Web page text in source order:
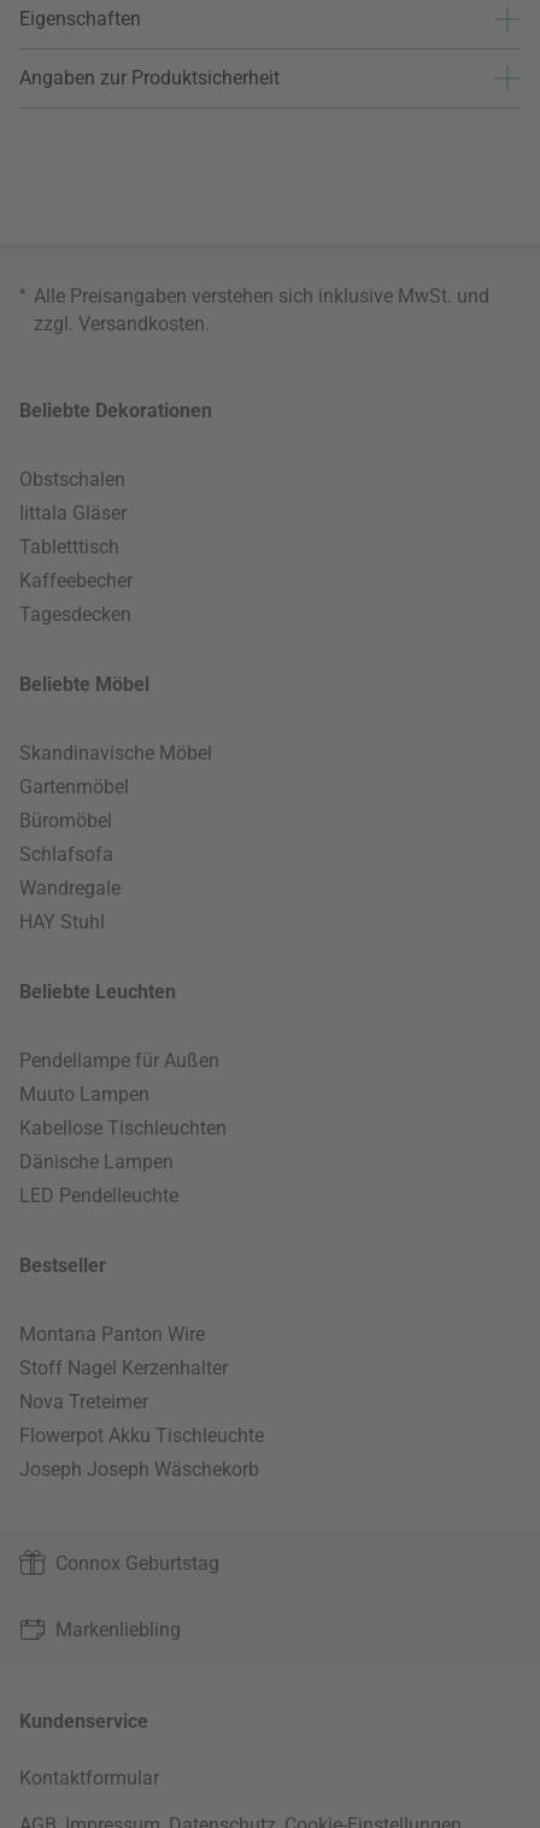
Eigenschaften
Angaben zur Produktsicherheit
* Alle Preisangaben verstehen sich inklusive MwSt. und
zzgl. Versandkosten
Beliebte Dekorationen
Obstschalen
Iittala Gläser
Tabletttisch
Kaffeebecher
Tagesdecken
Beliebte Möbel
Skandinavische Möbel
Gartenmöbel
Büromöbel
Schlafsofa
Wandregale
HAY Stuhl
Beliebte Leuchten
Pendellampe für Außen
Muuto Lampen
Kabellose Tischleuchten
Dänische Lampen
LED Pendelleuchte
Bestseller
Montana Panton Wire
Stoff Nagel Kerzenhalter
Nova Treteimer
Flowerpot Akku Tischleuchte
Joseph Joseph Wäschekorb
Connox Geburtstag
Markenliebling
Kundenservice
Kontaktformular